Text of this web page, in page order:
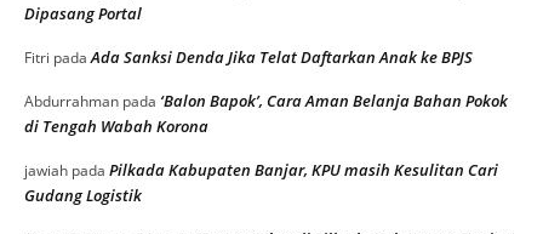
Dipasang Portal
Fitri padaAda Sanksi Denda Jika Telat Daftarkan Anak ke BPJS
Abdurrahman pada ‘Balon Bapok’, Cara Aman Belanja Bahan Pokok
di Tengah Wabah Korona
jawiah pada Pilkada Kabupaten Banjar, KPU masih Kesulitan Cari
Gudang Logistik